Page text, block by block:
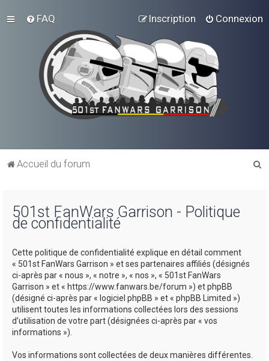
FAQ Connexion
Inscription
Accueil du forum
501st FanWars Garrison - Politique
de confidentialité
Cette politique de confidentialité explique en détail comment
« 501st FanWars Garrison » et ses partenaires affiliés (désignés
ci-après par « nous », « notre », « nos », « 501st FanWars
Garrison » et « https://www.fanwars.be/forum ») et phpBB
(désigné ci-après par « logiciel phpBB » et « phpBB Limited »)
utilisent toutes les informations collectées lors des sessions
d’utilisation de votre part (désignées ci-après par « vos
informations »).
Vos informations sont collectées de deux manières différentes.